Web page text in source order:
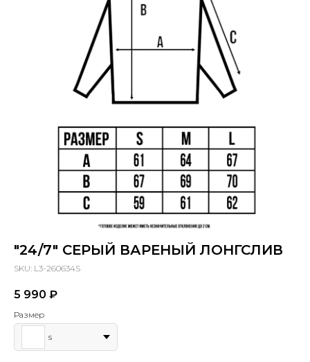
"24/7" СЕРЫЙ ВАРЕНЫЙ ЛОНГСЛИВ
SKU: L3-260634S
5 990 ₽
Размер
s